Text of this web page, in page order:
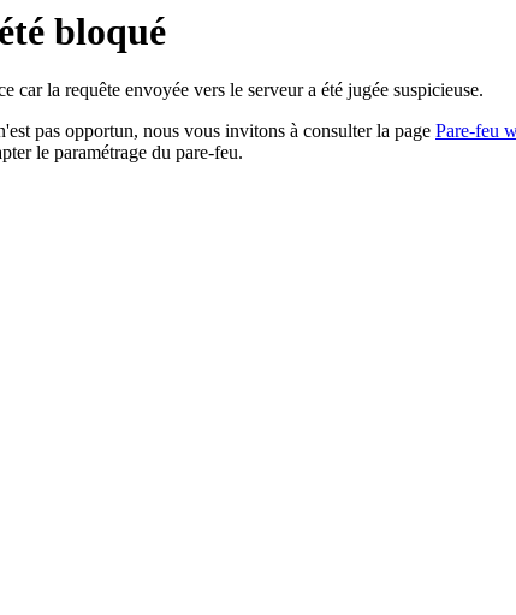
bloqué
la requête envoyée vers le serveur a été jugée suspicieuse.
pas opportun, nous vous invitons à consulter la page Pare-feu
le paramétrage du pare-feu.